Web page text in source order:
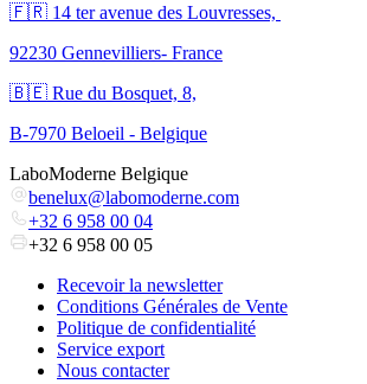
🇫🇷 ​14 ter avenue des Louvresses,
92230 Gennevilliers- France
🇧🇪 Rue du Bosquet, 8,
B-7970 Beloeil - Belgique
LaboModerne Belgique
benelux@labomoderne.com
+32 6 958 00 04
+32 6 958 00 05
Recevoir la newsletter
Conditions Générales de Vente
Politique de confidentialité
Service export
Nous contacter